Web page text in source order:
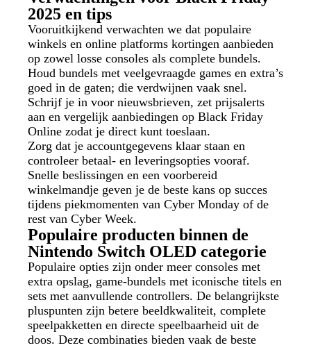
2025 en tips
Vooruitkijkend verwachten we dat populaire
winkels en online platforms kortingen aanbieden
op zowel losse consoles als complete bundels.
Houd bundels met veelgevraagde games en extra’s
goed in de gaten; die verdwijnen vaak snel.
Schrijf je in voor nieuwsbrieven, zet prijsalerts
aan en vergelijk aanbiedingen op Black Friday
Online zodat je direct kunt toeslaan.
Zorg dat je accountgegevens klaar staan en
controleer betaal- en leveringsopties vooraf.
Snelle beslissingen en een voorbereid
winkelmandje geven je de beste kans op succes
tijdens piekmomenten van Cyber Monday of de
rest van Cyber Week.
Populaire producten binnen de
Nintendo Switch OLED categorie
Populaire opties zijn onder meer consoles met
extra opslag, game-bundels met iconische titels en
sets met aanvullende controllers. De belangrijkste
pluspunten zijn betere beeldkwaliteit, complete
speelpakketten en directe speelbaarheid uit de
doos. Deze combinaties bieden vaak de beste